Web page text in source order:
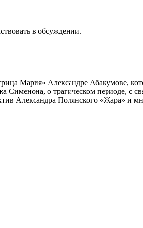
в обсуждении.
Мария» Александре Абакумове,
Сименона, о трагическом периоде, с
Александра Полянского «Жара» и